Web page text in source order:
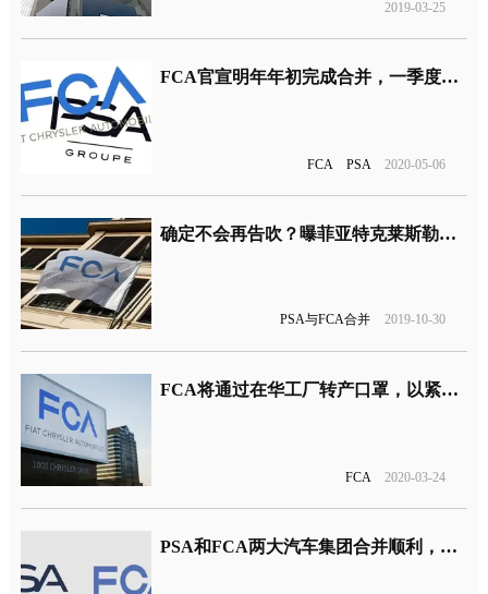
2019-03-25
FCA官宣明年年初完成合并，一季度亏损130亿元
FCA PSA 2020-05-06
确定不会再告吹？曝菲亚特克莱斯勒与PSA就合并事宜重启谈判
PSA与FCA合并 2019-10-30
FCA将通过在华工厂转产口罩，以紧急援助海外地区
FCA 2020-03-24
PSA和FCA两大汽车集团合并顺利，明年初将正式合并运行